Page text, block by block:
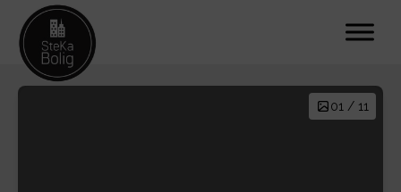
01 / 11